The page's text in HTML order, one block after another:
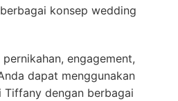
konsep wedding
engagement,
dapat menggunakan
Tiffany dengan berbagai